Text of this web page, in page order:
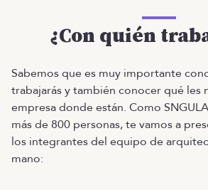
¿Con quién
Sabemos que es muy importante
trabajarás y también conocer qué les
empresa donde están. Como
más de 800 personas, te vamos a
los integrantes del equipo de
mano: